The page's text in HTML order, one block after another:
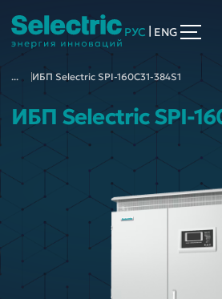
РУС ENG
... ИБП Selectric SPI-160C31-384S1
ИБП Selectric SPI-